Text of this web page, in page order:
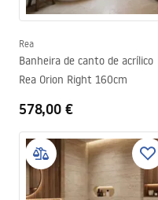
Rea
Banheira de canto de acrílico
Rea Orion Right 160cm
578,00 €